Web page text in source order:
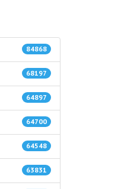
84868
68197
64897
64700
64548
63831